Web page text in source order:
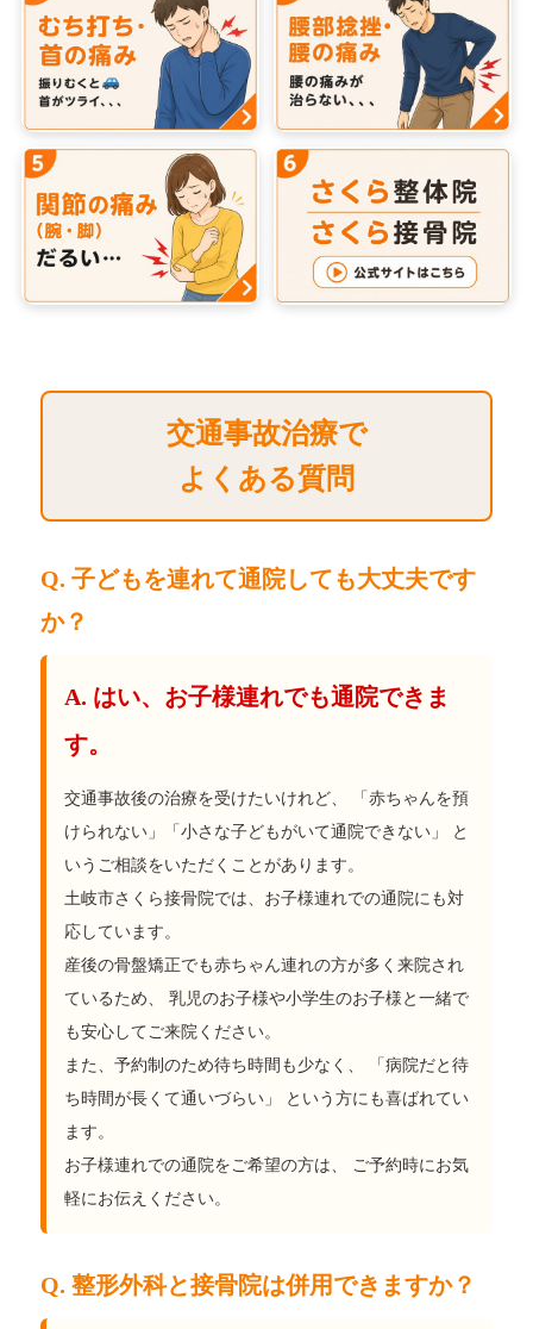
交通事故治療で
よくある質問
Q. 子どもを連れて通院しても大丈夫です
か？
A. はい、お子様連れでも通院できま
す。
交通事故後の治療を受けたいけれど、 「赤ちゃんを預
けられない」「小さな子どもがいて通院できない」 と
いうご相談をいただくことがあります。
土岐市さくら接骨院では、お子様連れでの通院にも対
応しています。
産後の骨盤矯正でも赤ちゃん連れの方が多く来院され
ているため、 乳児のお子様や小学生のお子様と一緒で
も安心してご来院ください。
また、予約制のため待ち時間も少なく、 「病院だと待
ち時間が長くて通いづらい」 という方にも喜ばれてい
ます。
お子様連れでの通院をご希望の方は、 ご予約時にお気
軽にお伝えください。
Q. 整形外科と接骨院は併用できますか？